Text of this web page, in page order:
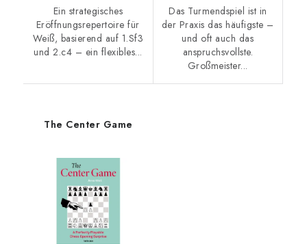
Ein strategisches
Eröffnungsrepertoire für
Weiß, basierend auf 1.Sf3
und 2.c4 – ein flexibles...
Das Turmendspiel ist in
der Praxis das häufigste –
und oft auch das
anspruchsvollste.
Großmeister...
The Center Game